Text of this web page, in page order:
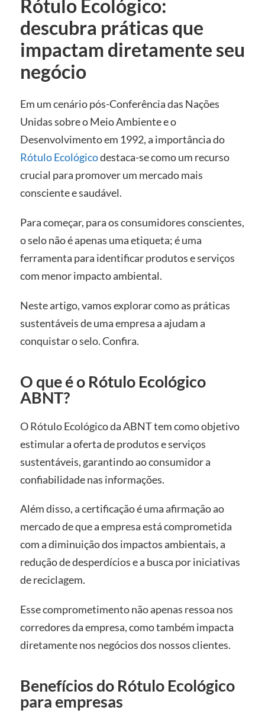
Rótulo Ecológico:
descubra práticas que
impactam diretamente seu
negócio
Em um cenário pós-Conferência das Nações
Unidas sobre o Meio Ambiente e o
Desenvolvimento em 1992, a importância do
Rótulo Ecológicodestaca-se como um recurso
crucial para promover um mercado mais
consciente e saudável.
Para começar, para os consumidores conscientes,
o selo não é apenas uma etiqueta; é uma
ferramenta para identificar produtos e serviços
com menor impacto ambiental.
Neste artigo, vamos explorar como as práticas
sustentáveis de uma empresa a ajudam a
conquistar o selo. Confira.
O que é o Rótulo Ecológico
ABNT?
O Rótulo Ecológico da ABNT tem como objetivo
estimular a oferta de produtos e serviços
sustentáveis, garantindo ao consumidor a
confiabilidade nas informações.
Além disso, a certificação é uma afirmação ao
mercado de que a empresa está comprometida
com a diminuição dos impactos ambientais, a
redução de desperdícios e a busca por iniciativas
de reciclagem.
Esse comprometimento não apenas ressoa nos
corredores da empresa, como também impacta
diretamente nos negócios dos nossos clientes.
Benefícios do Rótulo Ecológico
para empresas